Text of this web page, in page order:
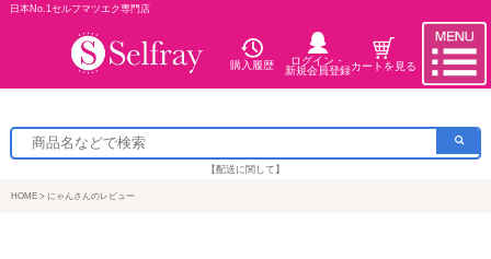
日本No.1セルフマツエク専門店
購入履歴
ログイン・
新規会員登録カートを見る
【配送に関して】
HOME にゃんさんのレビュー